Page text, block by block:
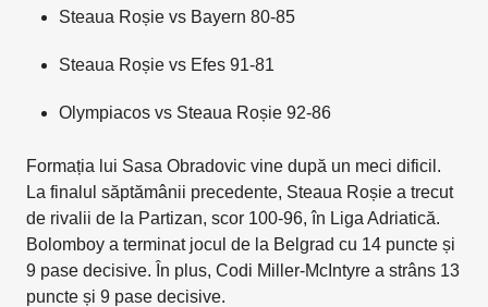
Steaua Roșie vs Bayern 80-85
Steaua Roșie vs Efes 91-81
Olympiacos vs Steaua Roșie 92-86
Formația lui Sasa Obradovic vine după un meci dificil.
La finalul săptămânii precedente, Steaua Roșie a trecut
de rivalii de la Partizan, scor 100-96, în Liga Adriatică.
Bolomboy a terminat jocul de la Belgrad cu 14 puncte și
9 pase decisive. În plus, Codi Miller-McIntyre a strâns 13
puncte și 9 pase decisive.